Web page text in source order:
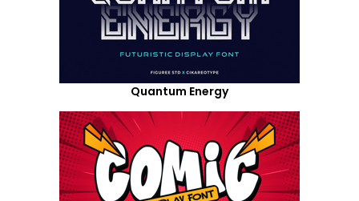
Quantum Energy